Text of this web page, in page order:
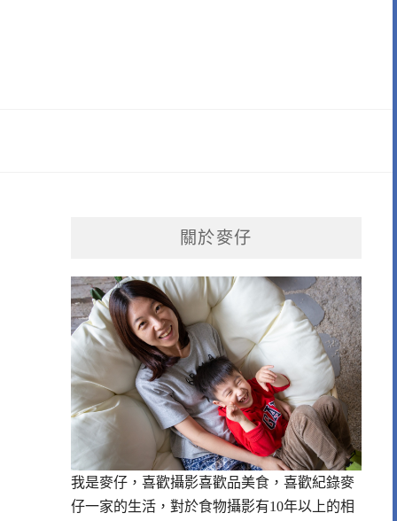
關於麥仔
我是麥仔，喜歡攝影喜歡品美食，喜歡紀錄麥
仔一家的生活，對於食物攝影有10年以上的相